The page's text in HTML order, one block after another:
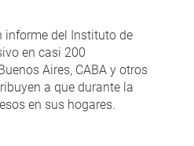
informe del Instituto de
en casi 200
Aires, CABA y otros
a que durante la
en sus hogares.